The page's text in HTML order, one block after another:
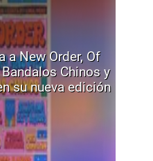
a New Order, Of
Chinos y
su nueva edición